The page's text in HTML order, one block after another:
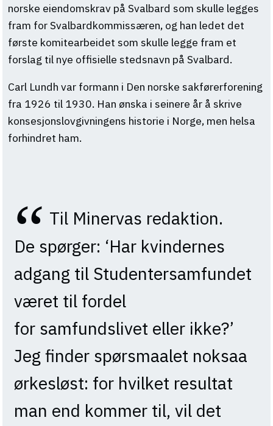
norske eiendomskrav på Svalbard som skulle legges
fram for Svalbardkommissæren, og han ledet det
første komitearbeidet som skulle legge fram et
forslag til nye offisielle stedsnavn på Svalbard.
Carl Lundh var formann i Den norske sakførerforening
fra 1926 til 1930. Han ønska i seinere år å skrive
konsesjonslovgivningens historie i Norge, men helsa
forhindret ham.
Til Minervas redaktion.
De spørger: ‘Har kvindernes
adgang til Studentersamfundet
været til fordel
for samfundslivet eller ikke?’
Jeg finder spørsmaalet noksaa
ørkesløst: for hvilket resultat
man end kommer til, vil det